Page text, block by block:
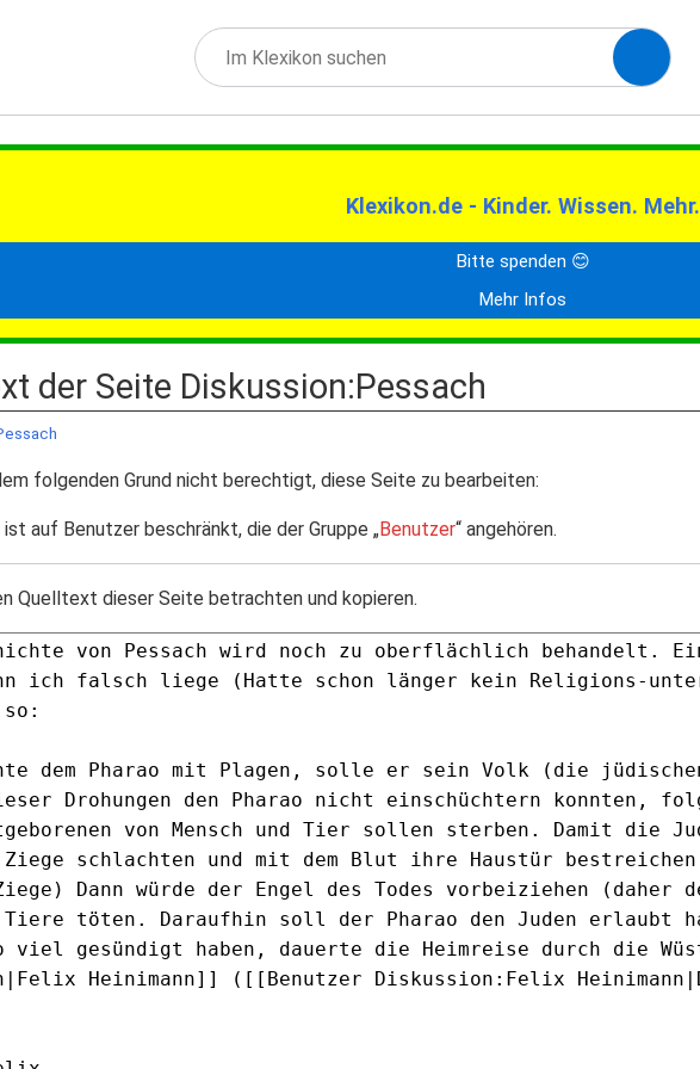
Klexikon.de - Kinder. Wissen. Mehr.
Bitte spenden 😊
Mehr Infos
der Seite Diskussion:Pessach
folgenden Grund nicht berechtigt, diese Seite zu bearbeiten:
auf Benutzer beschränkt, die der Gruppe „Benutzer“ angehören.
Quelltext dieser Seite betrachten und kopieren.